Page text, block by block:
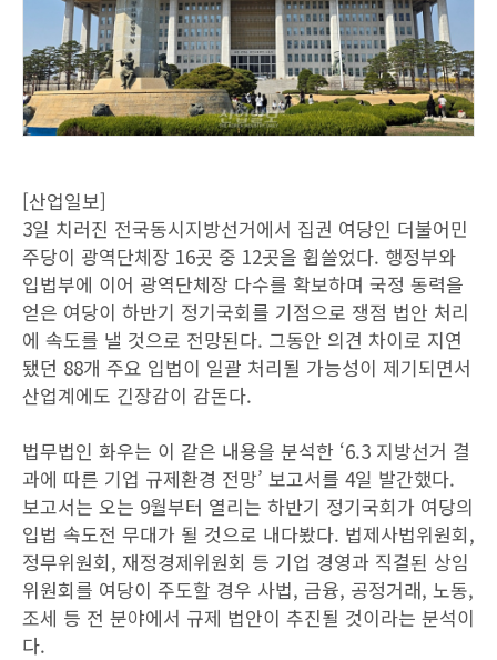
[산업일보]
3일 치러진 전국동시지방선거에서 집권 여당인 더불어민
주당이 광역단체장 16곳 중 12곳을 휩쓸었다. 행정부와
입법부에 이어 광역단체장 다수를 확보하며 국정 동력을
얻은 여당이 하반기 정기국회를 기점으로 쟁점 법안 처리
에 속도를 낼 것으로 전망된다. 그동안 의견 차이로 지연
됐던 88개 주요 입법이 일괄 처리될 가능성이 제기되면서
산업계에도 긴장감이 감돈다.
법무법인 화우는 이 같은 내용을 분석한 ‘6.3 지방선거 결
과에 따른 기업 규제환경 전망’ 보고서를 4일 발간했다.
보고서는 오는 9월부터 열리는 하반기 정기국회가 여당의
입법 속도전 무대가 될 것으로 내다봤다. 법제사법위원회,
정무위원회, 재정경제위원회 등 기업 경영과 직결된 상임
위원회를 여당이 주도할 경우 사법, 금융, 공정거래, 노동,
조세 등 전 분야에서 규제 법안이 추진될 것이라는 분석이
다.